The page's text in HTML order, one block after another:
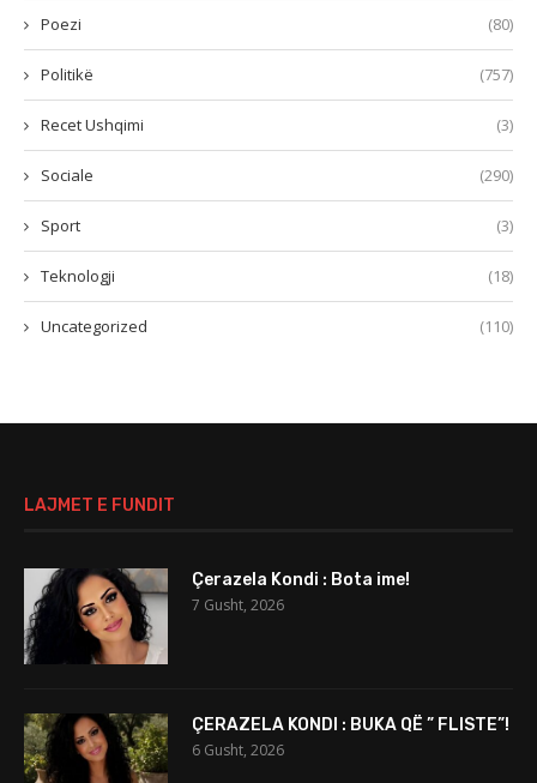
Poezi (80)
Politikë (757)
Recet Ushqimi (3)
Sociale (290)
Sport (3)
Teknologji (18)
Uncategorized (110)
LAJMET E FUNDIT
Çerazela Kondi : Bota ime!
7 Gusht, 2026
ÇERAZELA KONDI : BUKA QË ” FLISTE”!
6 Gusht, 2026